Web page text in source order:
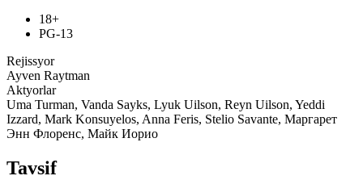
18+
PG-13
Rejissyor
Ayven Raytman
Aktyorlar
Uma Turman, Vanda Sayks, Lyuk Uilson, Reyn Uilson, Yeddi
Izzard, Mark Konsuyelos, Anna Feris, Stelio Savante, Маргарет
Энн Флоренс, Майк Иорио
Tavsif